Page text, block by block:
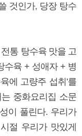
것인가, 당장 탕수
통 탕수육 맛을 고
수육 + 성애자 + 병
에 고량주 섭취’를
중화요리집 소문
이 풀린다. 우리가
절 우리가 맛있게